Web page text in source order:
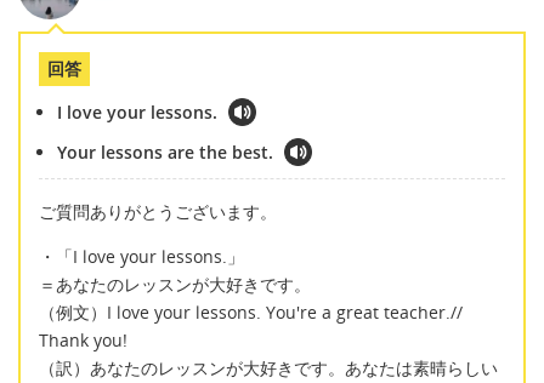
回答
I love your lessons.
Your lessons are the best.
ご質問ありがとうございます。
・「I love your lessons.」
＝あなたのレッスンが大好きです。
（例文）I love your lessons. You're a great teacher.//
Thank you!
（訳）あなたのレッスンが大好きです。あなたは素晴らしい